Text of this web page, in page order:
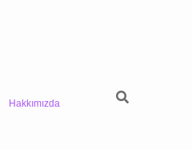
Hakkımızda